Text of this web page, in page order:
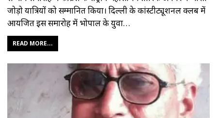
जोड़ो यात्रियों को सम्मानित किया। दिल्ली के कांस्टीट्यूशनल क्लब में
आयजित इस समारोह में भोपाल के युवा…
READ MORE...